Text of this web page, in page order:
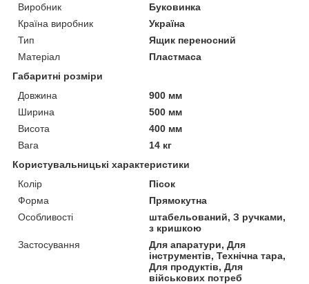
Виробник
Буковинка
Країна виробник
Україна
Тип
Ящик переносний
Матеріал
Пластмаса
Габаритні розміри
Довжина
900 мм
Ширина
500 мм
Висота
400 мм
Вага
14 кг
Користувальницькі характеристики
Колір
Пісок
Форма
Прямокутна
Особливості
штабельований, З ручками,
з кришкою
Застосування
Для апаратури, Для
інструментів, Технічна тара,
Для продуктів, Для
військових потреб